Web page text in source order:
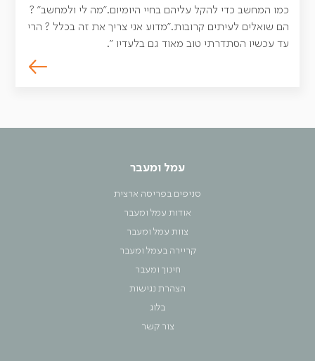
כמו המחשב כדי להקל עליהם בחיי היומיום."מה לי ולמחשב" ?
הם שואלים לעיתים קרובות."מדוע אני צריך את זה בכלל ? הרי
עד עכשיו הסתדרתי טוב מאוד גם בלעדיו ".
עמל ומעבר
סניפים בפריסה ארצית
אודות עמל ומעבר
צוות עמל ומעבר
קריירה בעמל ומעבר
חינוך ומעבר
הצהרת נגישות
בלוג
צור קשר